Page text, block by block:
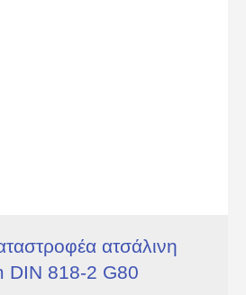
ατσάλινη
DIN 818-2 G80